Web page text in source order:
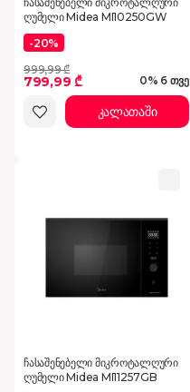
ღუმელი Midea MI10250GW
-20%
999,99 ₾
799,99 ₾ 0% 6 თვე
კალათაში
ჩასაშენებელი მიკროტალღური
ღუმელი Midea MI11257GB